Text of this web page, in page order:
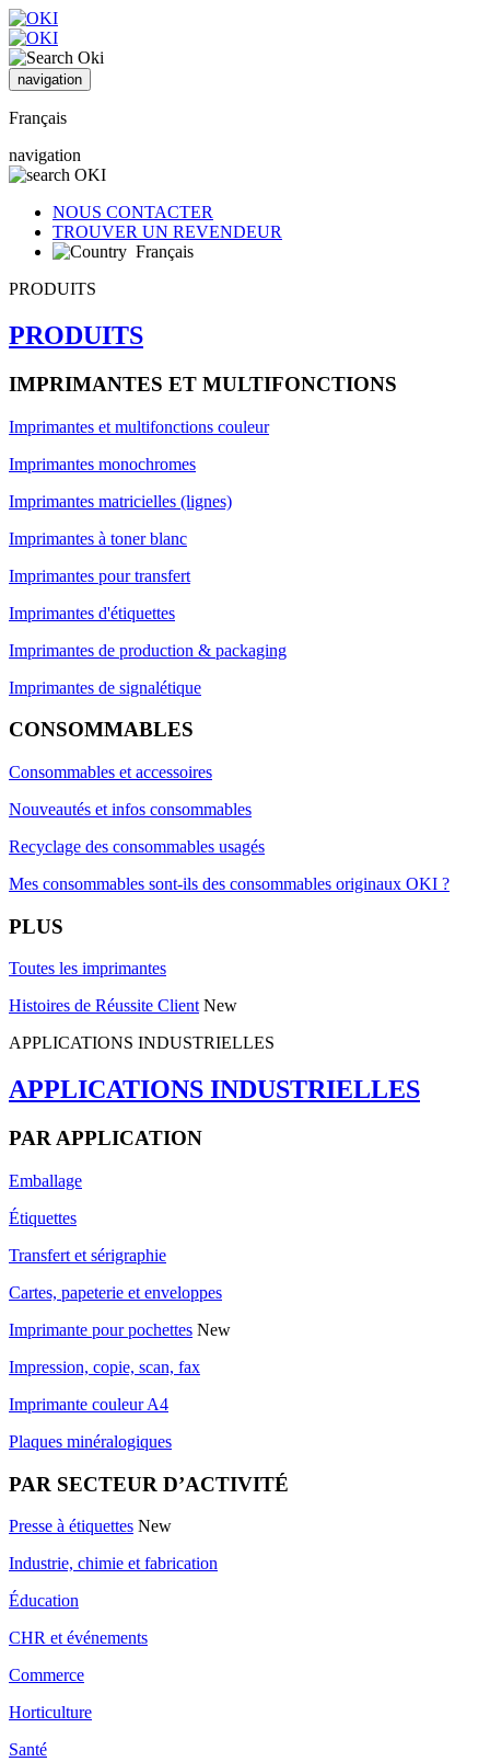
navigation
Français
navigation
NOUS CONTACTER
TROUVER UN REVENDEUR
Français
PRODUITS
PRODUITS
IMPRIMANTES ET MULTIFONCTIONS
Imprimantes et multifonctions couleur
Imprimantes monochromes
Imprimantes matricielles (lignes)
Imprimantes à toner blanc
Imprimantes pour transfert
Imprimantes d'étiquettes
Imprimantes de production & packaging
Imprimantes de signalétique
CONSOMMABLES
Consommables et accessoires
Nouveautés et infos consommables
Recyclage des consommables usagés
Mes consommables sont-ils des consommables originaux OKI ?
PLUS
Toutes les imprimantes
Histoires de Réussite Client New
APPLICATIONS INDUSTRIELLES
APPLICATIONS INDUSTRIELLES
PAR APPLICATION
Emballage
Étiquettes
Transfert et sérigraphie
Cartes, papeterie et enveloppes
Imprimante pour pochettes New
Impression, copie, scan, fax
Imprimante couleur A4
Plaques minéralogiques
PAR SECTEUR D’ACTIVITÉ
Presse à étiquettes New
Industrie, chimie et fabrication
Éducation
CHR et événements
Commerce
Horticulture
Santé